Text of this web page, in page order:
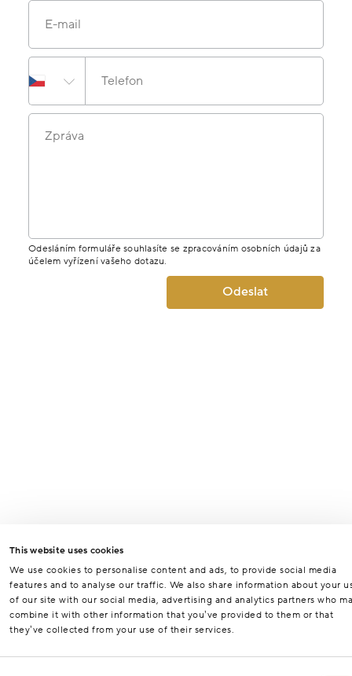
This website uses cookies
We use cookies to personalise content and ads, to provide social media
features and to analyse our traffic. We also share information about your
of our site with our social media, advertising and analytics partners who
combine it with other information that you’ve provided to them or that
they’ve collected from your use of their services.
E-mail
Telefon
Zpráva
Odesláním formuláře souhlasíte se zpracováním osobních údajů za
účelem vyřízení vašeho dotazu.
Odeslat